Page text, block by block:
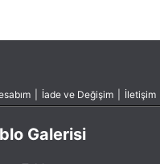
İade ve Değişim İletişim
Galerisi